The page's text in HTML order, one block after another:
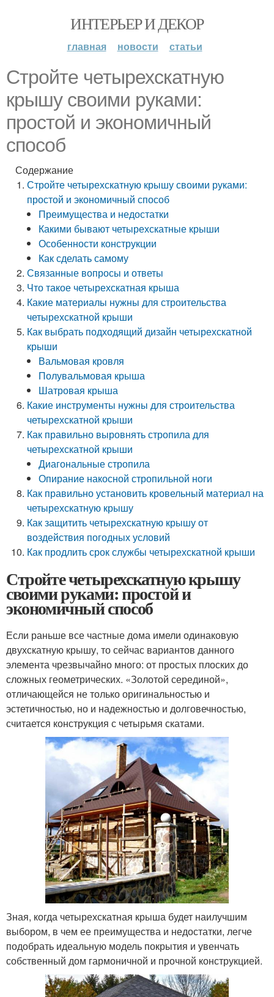
ИНТЕРЬЕР И ДЕКОР
главная новости статьи
Стройте четырехскатную
крышу своими руками:
простой и экономичный
способ
Содержание
Стройте четырехскатную крышу своими руками:
простой и экономичный способ
Преимущества и недостатки
Какими бывают четырехскатные крыши
Особенности конструкции
Как сделать самому
Связанные вопросы и ответы
Что такое четырехскатная крыша
Какие материалы нужны для строительства
четырехскатной крыши
Как выбрать подходящий дизайн четырехскатной
крыши
Вальмовая кровля
Полувальмовая крыша
Шатровая крыша
Какие инструменты нужны для строительства
четырехскатной крыши
Как правильно выровнять стропила для
четырехскатной крыши
Диагональные стропила
Опирание накосной стропильной ноги
Как правильно установить кровельный материал на
четырехскатную крышу
Как защитить четырехскатную крышу от
воздействия погодных условий
Как продлить срок службы четырехскатной крыши
Стройте четырехскатную крышу
своими руками: простой и
экономичный способ
Если раньше все частные дома имели одинаковую
двухскатную крышу, то сейчас вариантов данного
элемента чрезвычайно много: от простых плоских до
сложных геометрических. «Золотой серединой»,
отличающейся не только оригинальностью и
эстетичностью, но и надежностью и долговечностью,
считается конструкция с четырьмя скатами.
Зная, когда четырехскатная крыша будет наилучшим
выбором, в чем ее преимущества и недостатки, легче
подобрать идеальную модель покрытия и увенчать
собственный дом гармоничной и прочной конструкцией.